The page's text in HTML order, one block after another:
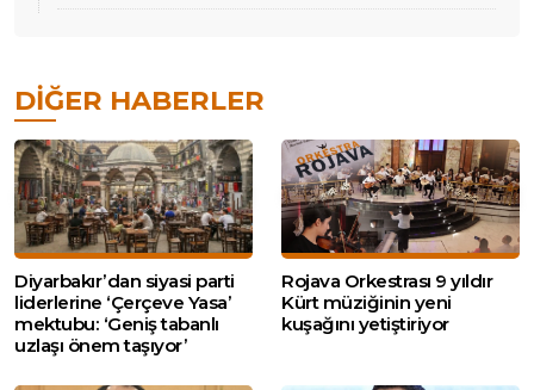
DIĞER HABERLER
Diyarbakır’dan siyasi parti
liderlerine ‘Çerçeve Yasa’
mektubu: ‘Geniş tabanlı
uzlaşı önem taşıyor’
Rojava Orkestrası 9 yıldır
Kürt müziğinin yeni
kuşağını yetiştiriyor